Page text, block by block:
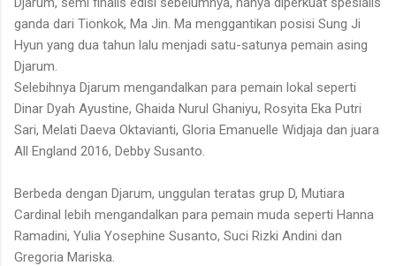
ganda dari Tionkok, Ma Jin. Ma menggantikan posisi Sung Ji
Hyun yang dua tahun lalu menjadi satu-satunya pemain asing
Djarum.
Selebihnya Djarum mengandalkan para pemain lokal seperti
Dinar Dyah Ayustine, Ghaida Nurul Ghaniyu, Rosyita Eka Putri
Sari, Melati Daeva Oktavianti, Gloria Emanuelle Widjaja dan juara
All England 2016, Debby Susanto.
Berbeda dengan Djarum, unggulan teratas grup D, Mutiara
Cardinal lebih mengandalkan para pemain muda seperti Hanna
Ramadini, Yulia Yosephine Susanto, Suci Rizki Andini dan
Gregoria Mariska.